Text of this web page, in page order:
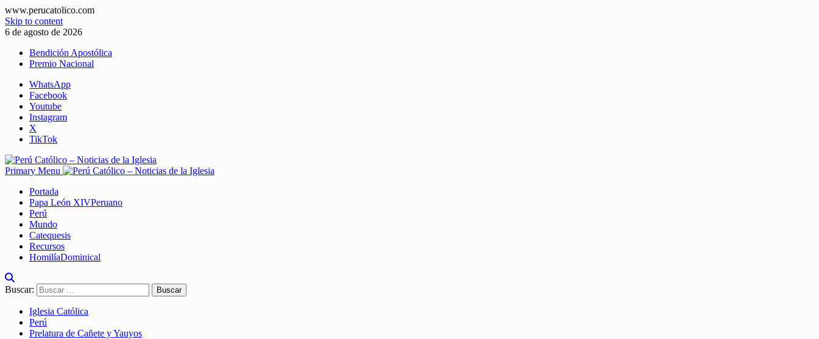
www.perucatolico.com
Skip to content
6 de agosto de 2026
Bendición Apostólica
Premio Nacional
WhatsApp
Facebook
Youtube
Instagram
X
TikTok
Primary Menu
Portada
Papa León XIVPeruano
Perú
Mundo
Catequesis
Recursos
HomilíaDominical
Buscar:
Iglesia Católica
Perú
Prelatura de Cañete y Yauyos